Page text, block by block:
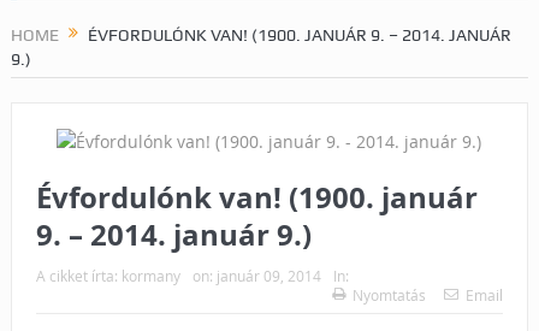
HOME
ÉVFORDULÓNK VAN! (1900. JANUÁR 9. – 2014. JANUÁR
9.)
Évfordulónk van! (1900. január
9. – 2014. január 9.)
A cikket írta: kormany on: január 09, 2014
In:
Nyomtatás
Email